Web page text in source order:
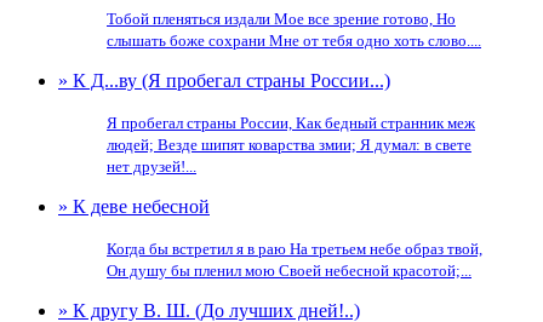
Тобой пленяться издали Мое все зрение готово, Но
слышать боже сохрани Мне от тебя одно хоть слово....
» К Д...ву (Я пробегал страны России...)
Я пробегал страны России, Как бедный странник меж
людей; Везде шипят коварства змии; Я думал: в свете
нет друзей!...
» К деве небесной
Когда бы встретил я в раю На третьем небе образ твой,
Он душу бы пленил мою Своей небесной красотой;...
» К другу В. Ш. (До лучших дней!..)